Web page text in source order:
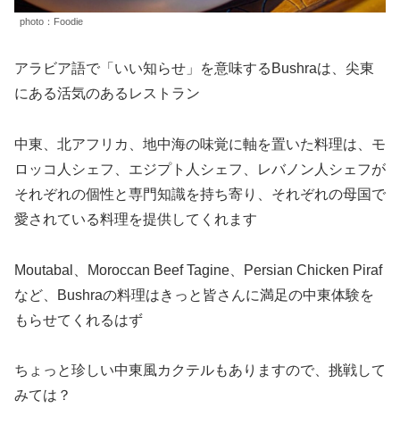
photo：Foodie
アラビア語で「いい知らせ」を意味するBushraは、尖東
にある活気のあるレストラン
中東、北アフリカ、地中海の味覚に軸を置いた料理は、モ
ロッコ人シェフ、エジプト人シェフ、レバノン人シェフが
それぞれの個性と専門知識を持ち寄り、それぞれの母国で
愛されている料理を提供してくれます
Moutabal、Moroccan Beef Tagine、Persian Chicken Piraf
など、Bushraの料理はきっと皆さんに満足の中東体験を
もらせてくれるはず
ちょっと珍しい中東風カクテルもありますので、挑戦して
みては？